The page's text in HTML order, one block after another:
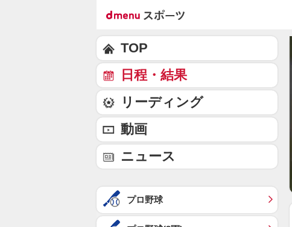
TOP
日程・結果
リーディング
動画
ニュース
プロ野球